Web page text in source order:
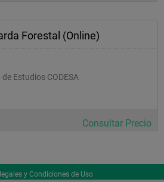
Forestal (Online)
de Estudios CODESA
Consultar Precio
y Condiciones de Uso